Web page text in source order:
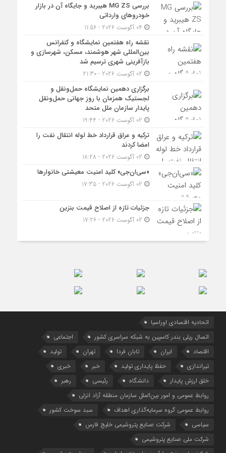
بررسی MG ZS هیبرید و جایگاه آن در بازار
خودروهای وارداتی
نقشه راه هفتمین نمایشگاه و کنفرانس
بین‌المللی شهر هوشمند، مسکن، شهرسازی و
بازآفرینی شهری ترسیم شد
برگزاری دهمین نمایشگاه حمل‌ونقل و
لجستیک همزمان با روز جهانی حمل‌ونقل
پایدار سازمان ملل متحد
ترکیه و عراق قرارداد خط لوله انتقال نفت را
امضا کردند
«سی‌ان‌جی» کلید امنیت معیشتی خانوارها
جزئیات تازه از اصلاح قیمت بنزین
اتحادیه اقتصادی اوراسیا
اتصال ریلی بندر کاسپین به شبکه سراسری کشور
اجتماعی
اقتصاد
ایران تابان فردا تهران
تولید
تیراندازی
حفظ پایداری تولید خبر
خبری
خلق ارزش پایدار
دانشگاه رئیسی
رهبر
روابط عمومی و امور بین‌الملل سازمان منطقه آزاد انزلی
روابط عمومی گروه سرمایه‌گذاری اهداف
سبد سوخت کشور
سیاسی
شرکت صنایع پتروشیمی خلیج فارس
شرکت ملی صنایع پتروشیمی